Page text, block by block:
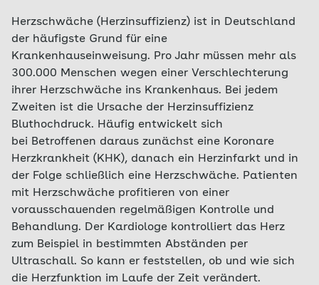
Herzschwäche (Herzinsuffizienz) ist in Deutschland
der häufigste Grund für eine
Krankenhauseinweisung. Pro Jahr müssen mehr als
300.000 Menschen wegen einer Verschlechterung
ihrer Herzschwäche ins Krankenhaus. Bei jedem
Zweiten ist die Ursache der Herzinsuffizienz
Bluthochdruck. Häufig entwickelt sich
bei Betroffenen daraus zunächst eine Koronare
Herzkrankheit (KHK), danach ein Herzinfarkt und in
der Folge schließlich eine Herzschwäche. Patienten
mit Herzschwäche profitieren von einer
vorausschauenden regelmäßigen Kontrolle und
Behandlung. Der Kardiologe kontrolliert das Herz
zum Beispiel in bestimmten Abständen per
Ultraschall. So kann er feststellen, ob und wie sich
die Herzfunktion im Laufe der Zeit verändert.